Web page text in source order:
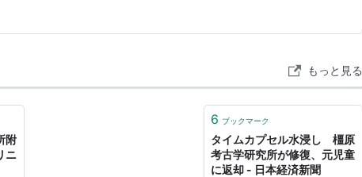
出土した考古資料を時代別に展示し…
もっと見る
附
ニ
6 ブックマーク
タイムカプセル水浸し 橿原
考古学研究所が修復、元児童
に返却 - 日本経済新聞